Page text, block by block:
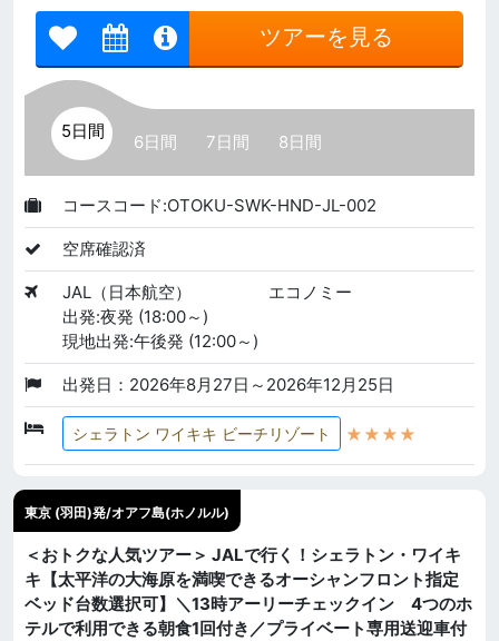
ツアーを見る
5日間
6日間 7日間 8日間
コースコード:OTOKU-SWK-HND-JL-002
空席確認済
JAL（日本航空）
エコノミー
出発:夜発 (18:00～)
現地出発:午後発 (12:00～)
出発日：2026年8月27日～2026年12月25日
シェラトン ワイキキ ビーチリゾート ★★★★
東京 (羽田)発/オアフ島(ホノルル)
＜おトクな人気ツアー＞ JALで行く！シェラトン・ワイキ
キ【太平洋の大海原を満喫できるオーシャンフロント指定
ベッド台数選択可】＼13時アーリーチェックイン 4つのホ
テルで利用できる朝食1回付き／プライベート専用送迎車付